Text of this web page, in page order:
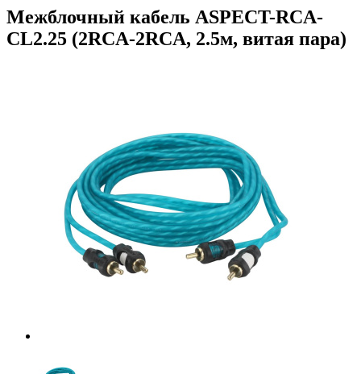
Межблочный кабель ASPECT-RCA-
CL2.25 (2RCA-2RCA, 2.5м, витая пара)